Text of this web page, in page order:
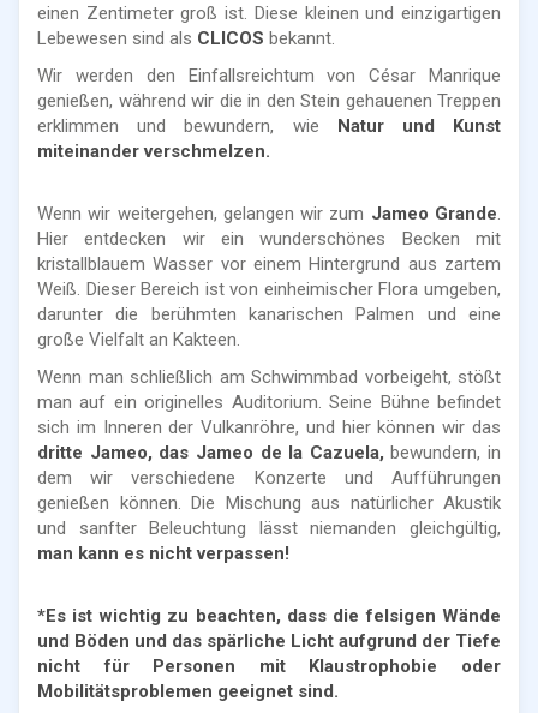
einen Zentimeter groß ist. Diese kleinen und einzigartigen
Lebewesen sind als CLICOS bekannt.
Wir werden den Einfallsreichtum von César Manrique
genießen, während wir die in den Stein gehauenen Treppen
erklimmen und bewundern, wie Natur und Kunst
miteinander verschmelzen.
Wenn wir weitergehen, gelangen wir zum Jameo Grande.
Hier entdecken wir ein wunderschönes Becken mit
kristallblauem Wasser vor einem Hintergrund aus zartem
Weiß. Dieser Bereich ist von einheimischer Flora umgeben,
darunter die berühmten kanarischen Palmen und eine
große Vielfalt an Kakteen.
Wenn man schließlich am Schwimmbad vorbeigeht, stößt
man auf ein originelles Auditorium. Seine Bühne befindet
sich im Inneren der Vulkanröhre, und hier können wir das
dritte Jameo, das Jameo de la Cazuela, bewundern, in
dem wir verschiedene Konzerte und Aufführungen
genießen können. Die Mischung aus natürlicher Akustik
und sanfter Beleuchtung lässt niemanden gleichgültig,
man kann es nicht verpassen!
*Es ist wichtig zu beachten, dass die felsigen Wände
und Böden und das spärliche Licht aufgrund der Tiefe
nicht für Personen mit Klaustrophobie oder
Mobilitätsproblemen geeignet sind.